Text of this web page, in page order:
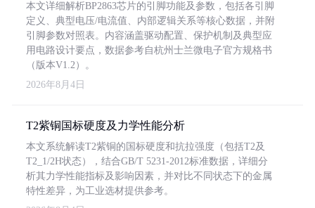
本文详细解析BP2863芯片的引脚功能及参数，包括各引脚
定义、典型电压/电流值、内部逻辑关系等核心数据，并附
引脚参数对照表。内容涵盖驱动配置、保护机制及典型应
用电路设计要点，数据参考自杭州士兰微电子官方规格书
（版本V1.2）。
2026年8月4日
T2紫铜国标硬度及力学性能分析
本文系统解读T2紫铜的国标硬度和抗拉强度（包括T2及
T2_1/2H状态），结合GB/T 5231-2012标准数据，详细分
析其力学性能指标及影响因素，并对比不同状态下的金属
特性差异，为工业选材提供参考。